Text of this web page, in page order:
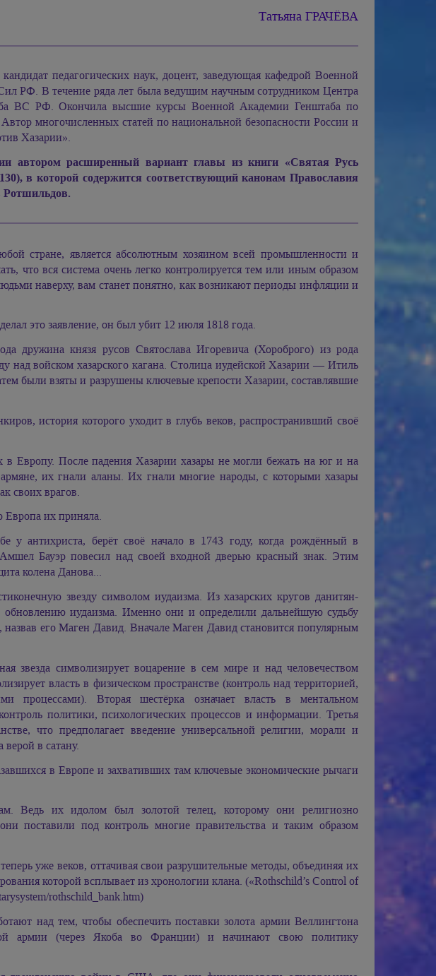
Татьяна ГРАЧЁВА
педагогических наук, доцент, заведующая кафедрой Военной
РФ. В течение ряда лет была ведущим научным сотрудником Центра
ВС РФ. Окончила высшие курсы Военной Академии Генштаба по
многочисленных статей по национальной безопасности России и
Хазарии».
автором расширенный вариант главы из книги «Святая Русь
в которой содержится соответствующий канонам Православия
Ротшильдов.
стране, является абсолютным хозяином всей промышленности и
что вся система очень легко контролируется тем или иным образом
наверху, вам станет понятно, как возникают периоды инфляции и
это заявление, он был убит 12 июля 1818 года.
дружина князя русов Святослава Игоревича (Хороброго) из рода
над войском хазарского кагана. Столица иудейской Хазарии — Итиль
были взяты и разрушены ключевые крепости Хазарии, составлявшие
история которого уходит в глубь веков, распространивший своё
в Европу. После падения Хазарии хазары не могли бежать на юг и на
их гнали аланы. Их гнали многие народы, с которыми хазары
своих врагов.
их приняла.
у антихриста, берёт своё начало в 1743 году, когда рождённый в
Бауэр повесил над своей входной дверью красный знак. Этим
колена Данова...
звезду символом иудаизма. Из хазарских кругов данитян-
иудаизма. Именно они и определили дальнейшую судьбу
его Маген Давид. Вначале Маген Давид становится популярным
звезда символизирует воцарение в сем мире и над человечеством
власть в физическом пространстве (контроль над территорией,
процессами). Вторая шестёрка означает власть в ментальном
политики, психологических процессов и информации. Третья
что предполагает введение универсальной религии, морали и
в сатану.
в Европе и захвативших там ключевые экономические рычаги
Ведь их идолом был золотой телец, которому они религиозно
поставили под контроль многие правительства и таким образом
уже веков, оттачивая свои разрушительные методы, объединяя их
которой всплывает из хронологии клана. («Rothschild’s Control of
rothschild_bank.htm)
над тем, чтобы обеспечить поставки золота армии Веллингтона
армии (через Якоба во Франции) и начинают свою политику